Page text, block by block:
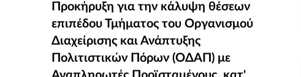
Προκήρυξη για την κάλυψη θέσεων
επιπέδου Τμήματος του Οργανισμού
Διαχείρισης και Ανάπτυξης Πολιτιστικών
Πόρων (ΟΔΑΠ) με Αναπληρωτές
Προκήρυξη για την κάλυψη θέσεων
επιπέδου Τμήματος του Οργανισμού
Διαχείρισης και Ανάπτυξης
Πολιτιστικών Πόρων (ΟΔΑΠ) με